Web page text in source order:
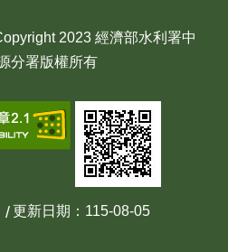
2023 經濟部水利署中
分署版權所有
更新日期 115-08-05